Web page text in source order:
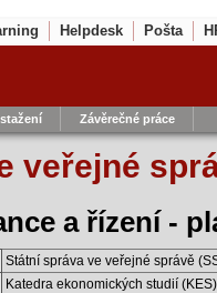
Helpdesk Pošta
Závěrečné práce
veřejné
a řízení -
Státní správa ve veřejné správě
Katedra ekonomických studií (KES)